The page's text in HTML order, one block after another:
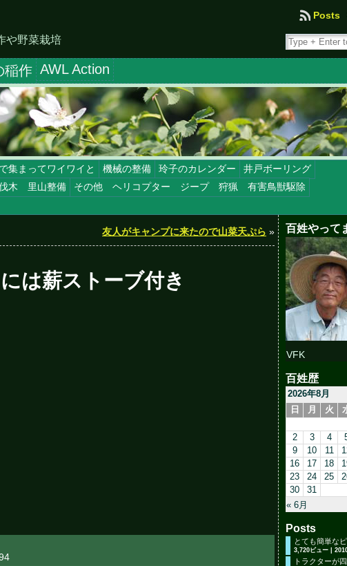
や野菜栽培
Posts
稲作 AWL Action
集まってワイワイと 機械の整備 玲子のカレンダー
井戸ボーリング
木 里山整備
その他 ヘリコプター ジープ 狩猟 有害鳥獣駆除
友人がキャンプに来たので山菜天ぷら »
は薪ストーブ付き
百姓やって
VFK
百姓歴
2026年8月
日
月 火
« 6月
2
3 4
9
10 11
16
17 18
23
24 25
30
31
Posts
とても簡単なピ
3,720ビュー
トラクターが四